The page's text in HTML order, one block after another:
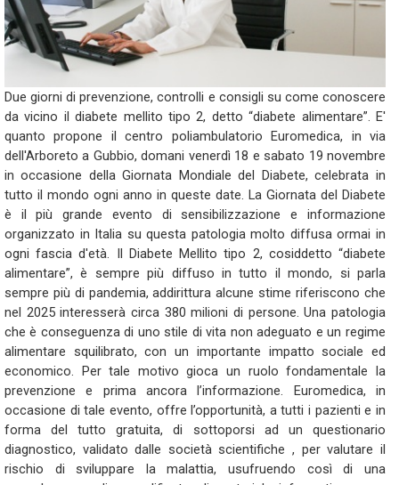
Due giorni di prevenzione, controlli e consigli su come conoscere
da vicino il diabete mellito tipo 2, detto “diabete alimentare”. E'
quanto propone il centro poliambulatorio Euromedica, in via
dell'Arboreto a Gubbio, domani venerdì 18 e sabato 19 novembre
in occasione della Giornata Mondiale del Diabete, celebrata in
tutto il mondo ogni anno in queste date. La Giornata del Diabete
è il più grande evento di sensibilizzazione e informazione
organizzato in Italia su questa patologia molto diffusa ormai in
ogni fascia d'età. Il Diabete Mellito tipo 2, cosiddetto “diabete
alimentare”, è sempre più diffuso in tutto il mondo, si parla
sempre più di pandemia, addirittura alcune stime riferiscono che
nel 2025 interesserà circa 380 milioni di persone. Una patologia
che è conseguenza di uno stile di vita non adeguato e un regime
alimentare squilibrato, con un importante impatto sociale ed
economico. Per tale motivo gioca un ruolo fondamentale la
prevenzione e prima ancora l’informazione. Euromedica, in
occasione di tale evento, offre l’opportunità, a tutti i pazienti e in
forma del tutto gratuita, di sottoporsi ad un questionario
diagnostico, validato dalle società scientifiche , per valutare il
rischio di sviluppare la malattia, usufruendo così di una